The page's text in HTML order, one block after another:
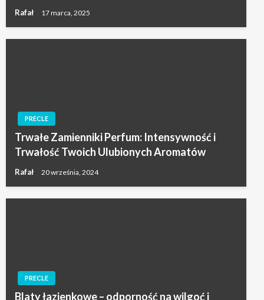
Rafał 17 marca, 2025
PRECLE
Trwałe Zamienniki Perfum: Intensywność i
Trwałość Twoich Ulubionych Aromatów
Rafał 20 września, 2024
PRECLE
Blaty łazienkowe – odporność na wilgoć i